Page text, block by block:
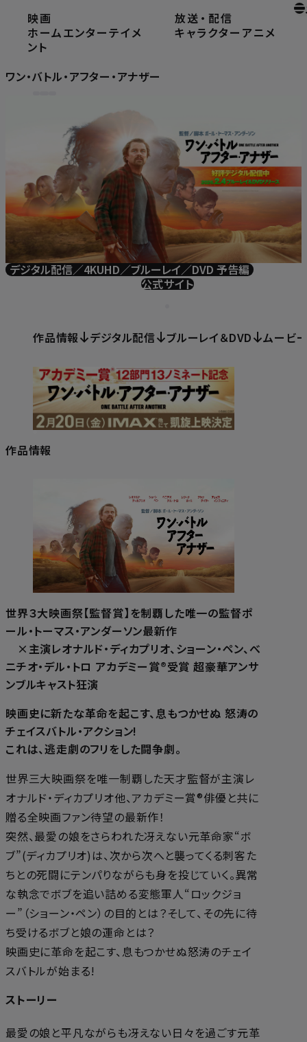
映画
ホームエンターテイメ
ント
放送 ・ 配信
キャラクター アニメ
ホームエンターテイメント
ワン・バトル・アフター・アナザー
ワン・バトル・アフター・アナザー
デジタル配信／4KUHD／ブルーレイ／DVD 予告編
公式サイト
作品情報 デジタル配信 ブルーレイ＆DVD ムービ
作品情報
世界３⼤映画祭【監督賞】を制覇した唯⼀の監督ポ
ール・トーマス・アンダーソン最新作
×主演レオナルド・ディカプリオ、ショーン・ペン、べ
ニチオ・デル・トロ アカデミー賞®受賞 超豪華アンサ
ンブルキャスト狂演
映画史に新たな⾰命を起こす、息もつかせぬ 怒涛の
チェイスバトル・アクション!
これは、逃走劇のフリをした闘争劇。
世界三大映画祭を唯一制覇した天才監督が主演レ
オナルド・ディカプリオ他、アカデミー賞®俳優と共に
贈る全映画ファン待望の最新作！
突然、最愛の娘をさらわれた冴えない元革命家“ボ
ブ”(ディカプリオ)は、次から次へと襲ってくる刺客た
ちとの死闘にテンパりながらも身を投じていく。異常
な執念でボブを追い詰める変態軍人“ロックジョ
ー”（ショーン・ペン）の目的とは？そして、その先に待
ち受けるボブと娘の運命とは？
映画史に革命を起こす、息もつかせぬ怒涛のチェイ
スバトルが始まる!
ストーリー
最愛の娘と平凡ながらも冴えない日々を過ごす元革